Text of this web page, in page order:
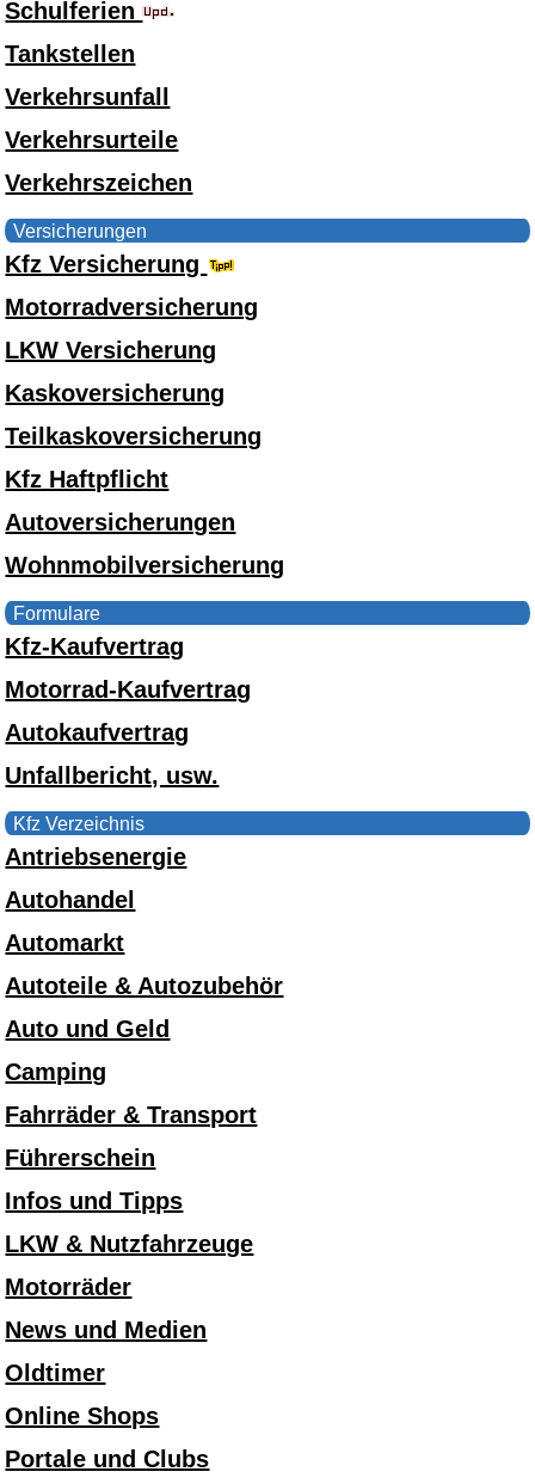
Schulferien
Tankstellen
Verkehrsunfall
Verkehrsurteile
Verkehrszeichen
Versicherungen
Kfz Versicherung
Motorradversicherung
LKW Versicherung
Kaskoversicherung
Teilkaskoversicherung
Kfz Haftpflicht
Autoversicherungen
Wohnmobilversicherung
Formulare
Kfz-Kaufvertrag
Motorrad-Kaufvertrag
Autokaufvertrag
Unfallbericht, usw.
Kfz Verzeichnis
Antriebsenergie
Autohandel
Automarkt
Autoteile & Autozubehör
Auto und Geld
Camping
Fahrräder & Transport
Führerschein
Infos und Tipps
LKW & Nutzfahrzeuge
Motorräder
News und Medien
Oldtimer
Online Shops
Portale und Clubs